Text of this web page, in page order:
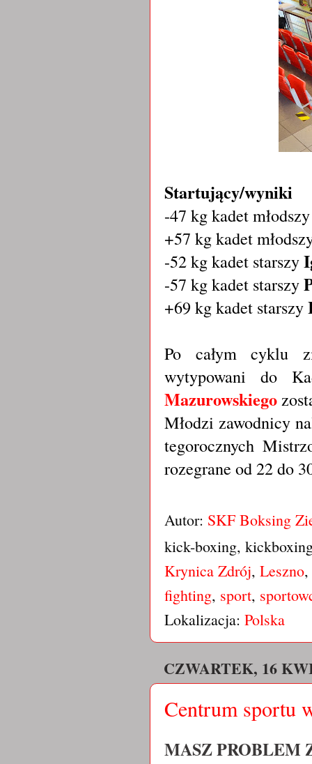
Startujący/wyniki
-47 kg kadet
+57 kg kadet
-52 kg kadet starszy
-57 kg kadet starszy
+69 kg kadet starszy
Po całym cyklu
wytypowani do
Mazurowskiego
Młodzi zawodnicy
tegorocznych
rozegrane od 22 do
Autor: SKF Boksing
kick-boxing,
Krynica Zdrój, Leszno,
fighting, sport,
Lokalizacja: Polska
CZWARTEK, 16
Centrum sportu
MASZ PROBLEM